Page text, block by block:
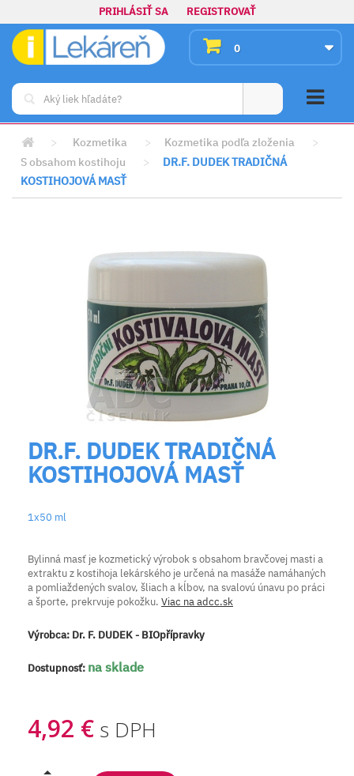
PRIHLÁSIŤ SA REGISTROVAŤ
0
> Kozmetika > Kozmetika podľa zloženia
>
S obsahom kostihoju
>
DR.F. DUDEK TRADIČNÁ
KOSTIHOJOVÁ MASŤ
DR.F. DUDEK TRADIČNÁ
KOSTIHOJOVÁ MASŤ
1x50 ml
Bylinná masť je kozmetický výrobok s obsahom bravčovej masti a
extraktu z kostihoja lekárského je určená na masáže namáhaných
a pomliaždených svalov, šliach a kĺbov, na svalovú únavu po práci
a športe, prekrvuje pokožku. Viac na adcc.sk
Výrobca: Dr. F. DUDEK - BIOpřípravky
Dostupnosť: na sklade
4,92 € s DPH